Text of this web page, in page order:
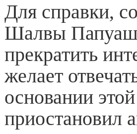
Для справки,
Шалвы
прекратить
желает
основании
приостановил